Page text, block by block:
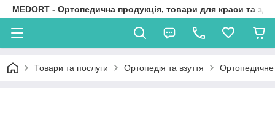
MEDORT - Ортопедична продукція, товари для краси та
Товари та послуги Ортопедія та взуття Ортопедичне